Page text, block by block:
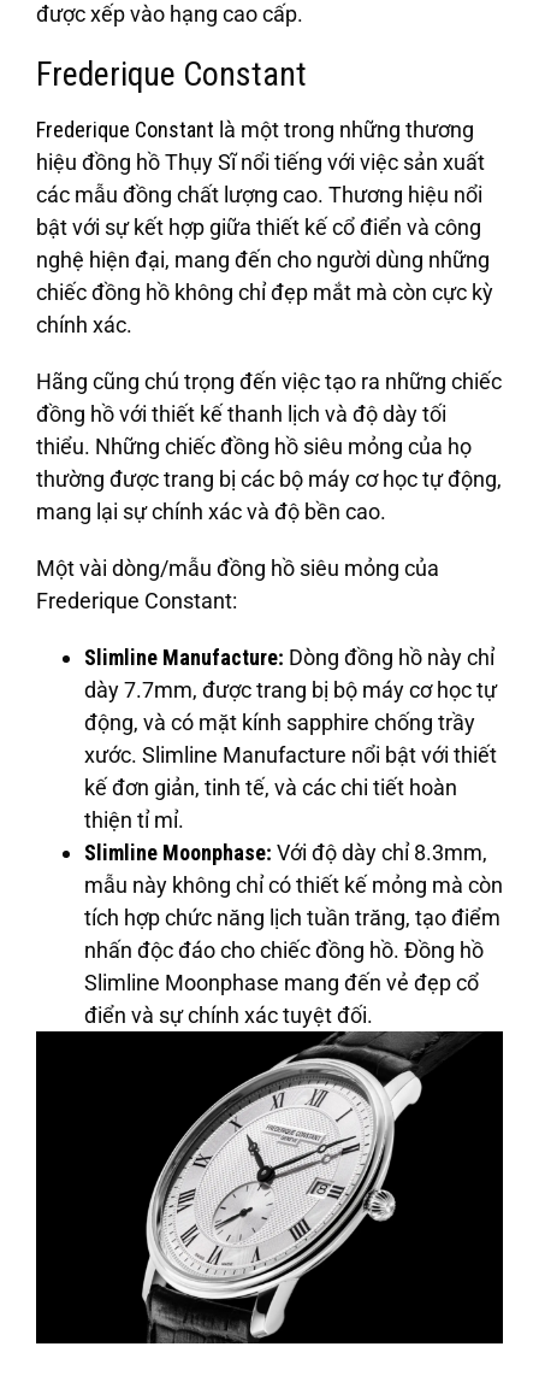
được xếp vào hạng cao cấp.
Frederique Constant
Frederique Constant là một trong những thương
hiệu đồng hồ Thụy Sĩ nổi tiếng với việc sản xuất
các mẫu đồng chất lượng cao. Thương hiệu nổi
bật với sự kết hợp giữa thiết kế cổ điển và công
nghệ hiện đại, mang đến cho người dùng những
chiếc đồng hồ không chỉ đẹp mắt mà còn cực kỳ
chính xác.
Hãng cũng chú trọng đến việc tạo ra những chiếc
đồng hồ với thiết kế thanh lịch và độ dày tối
thiểu. Những chiếc đồng hồ siêu mỏng của họ
thường được trang bị các bộ máy cơ học tự động,
mang lại sự chính xác và độ bền cao.
Một vài dòng/mẫu đồng hồ siêu mỏng của
Frederique Constant:
Slimline Manufacture: Dòng đồng hồ này chỉ
dày 7.7mm, được trang bị bộ máy cơ học tự
động, và có mặt kính sapphire chống trầy
xước. Slimline Manufacture nổi bật với thiết
kế đơn giản, tinh tế, và các chi tiết hoàn
thiện tỉ mỉ.
Slimline Moonphase: Với độ dày chỉ 8.3mm,
mẫu này không chỉ có thiết kế mỏng mà còn
tích hợp chức năng lịch tuần trăng, tạo điểm
nhấn độc đáo cho chiếc đồng hồ. Đồng hồ
Slimline Moonphase mang đến vẻ đẹp cổ
điển và sự chính xác tuyệt đối.